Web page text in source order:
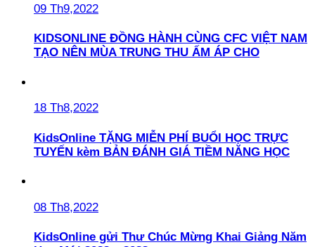
09 Th9,2022
KIDSONLINE ĐỒNG HÀNH CÙNG CFC VIỆT NAM
TẠO NÊN MÙA TRUNG THU ẤM ÁP CHO
18 Th8,2022
KidsOnline TẶNG MIỄN PHÍ BUỔI HỌC TRỰC
TUYẾN kèm BẢN ĐÁNH GIÁ TIỀM NĂNG HỌC
08 Th8,2022
KidsOnline gửi Thư Chúc Mừng Khai Giảng Năm